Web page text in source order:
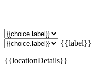
{{label}}
{{locationDetails}}